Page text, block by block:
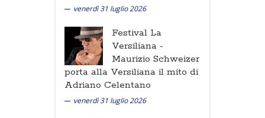
venerdì 31 luglio 2026
Festival La
Versiliana -
Maurizio Schweizer
porta alla Versiliana il mito di
Adriano Celentano
venerdì 31 luglio 2026